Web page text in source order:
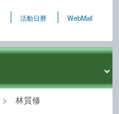
活動日曆
WebMail
林質修